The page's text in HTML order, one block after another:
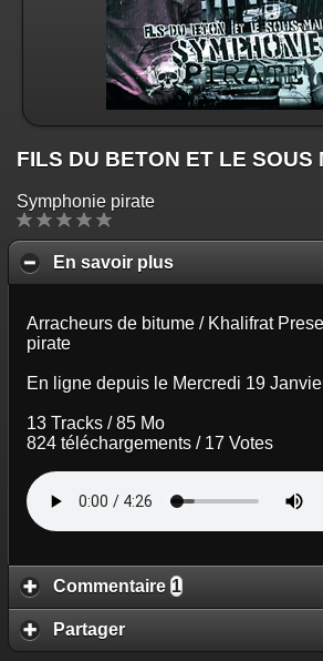
FILS DU BETON ET LE SOUS
Symphonie pirate
En savoir plus
Arracheurs de bitume / Khalifrat
pirate
En ligne depuis le Mercredi 19
13 Tracks / 85 Mo
824 téléchargements / 17 Votes
Commentaire 1
Partager